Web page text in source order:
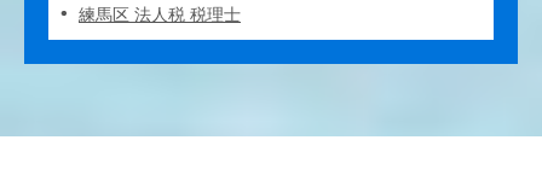
練馬区 法人税 税理士